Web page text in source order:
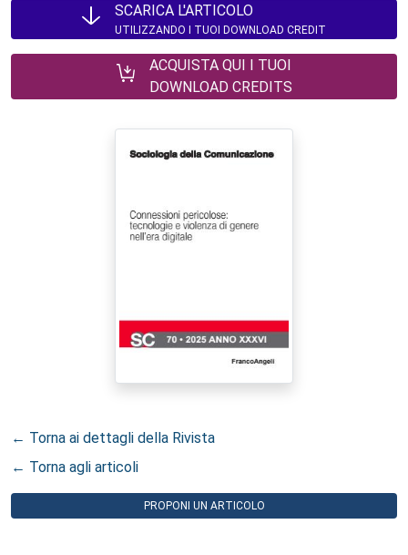
SCARICA L'ARTICOLO
UTILIZZANDO I TUOI DOWNLOAD CREDIT
ACQUISTA QUI I TUOI
DOWNLOAD CREDITS
← Torna ai dettagli della Rivista
← Torna agli articoli
PROPONI UN ARTICOLO